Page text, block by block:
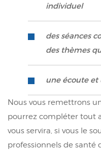
individuel
des séances
des thèmes
une écoute et
Nous vous remettrons
pourrez compléter tout
vous servira, si vous le
professionnels de santé